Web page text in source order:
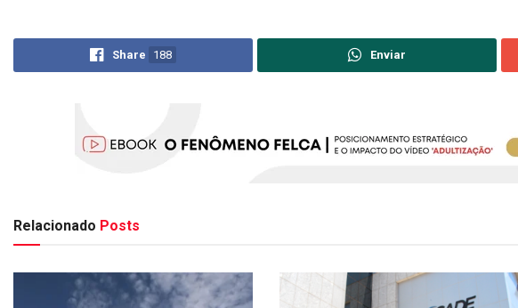
Share 188 Enviar
Relacionado Posts